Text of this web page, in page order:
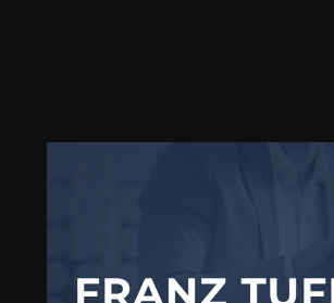
FRANZ TUFIÑO